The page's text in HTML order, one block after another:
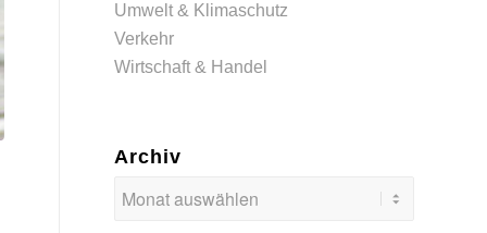
Umwelt & Klimaschutz
Verkehr
Wirtschaft & Handel
Archiv